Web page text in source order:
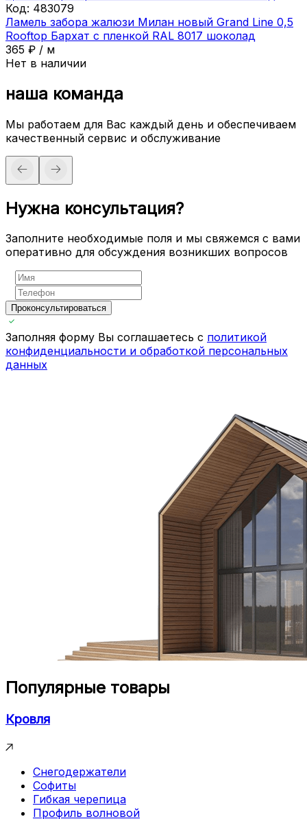
Код: 483079
Ламель забора жалюзи Милан новый Grand Line 0,5
Rooftop Бархат с пленкой RAL 8017 шоколад
365 ₽ / м
Нет в наличии
наша команда
Мы работаем для Вас каждый день и обеспечиваем
качественный сервис и обслуживание
Нужна консультация?
Заполните необходимые поля и мы свяжемся с вами
оперативно для обсуждения возникших вопросов
Проконсультироваться
Заполняя форму Вы соглашаетесь с политикой
конфиденциальности и обработкой персональных
данных
Популярные товары
Кровля
Снегодержатели
Софиты
Гибкая черепица
Профиль волновой